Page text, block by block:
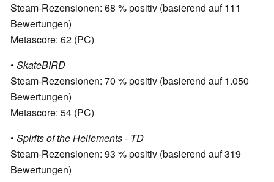
Steam-Rezensionen: 68 % positiv (basierend auf 111
Bewertungen)
Metascore: 62 (PC)
• SkateBIRD
Steam-Rezensionen: 70 % positiv (basierend auf 1.050
Bewertungen)
Metascore: 54 (PC)
• Spirits of the Hellements - TD
Steam-Rezensionen: 93 % positiv (basierend auf 319
Bewertungen)